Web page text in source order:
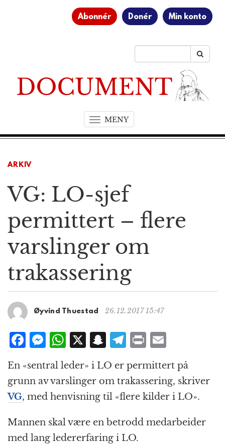
Abonnér Donér Min konto
MENYT
o
n
a
i
a
t
o
n
ARKIV
VG: LO-sjef
permittert – flere
varslinger om
trakassering
Øyvind Thuestad 26.12.2017 15:47
F
c
e
b
o
o
M
ss
e
n
g
e
W
h
at
s
A
p
p
X S
a
p
c
h
at
T
e
g
r
a
m
P
ri
n
t
ai
l
En «sentral leder» i LO er permittert på
grunn av varslinger om trakassering, skriver
VG, med henvisning til «flere kilder i LO».
Mannen skal være en betrodd medarbeider
med lang ledererfaring i LO.